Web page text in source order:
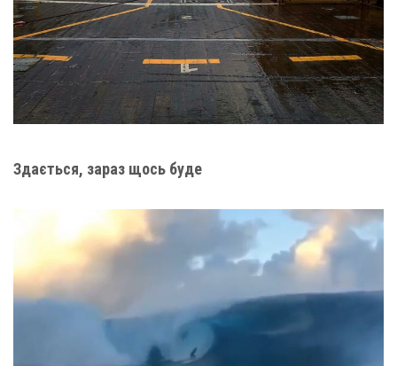
Здається, зараз щось буде